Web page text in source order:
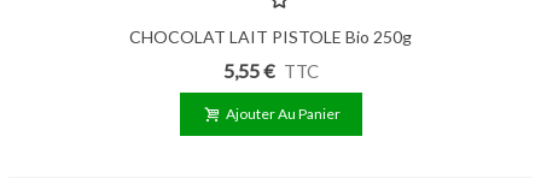
CHOCOLAT LAIT PISTOLE Bio 250g
5,55 € TTC
Ajouter Au Panier